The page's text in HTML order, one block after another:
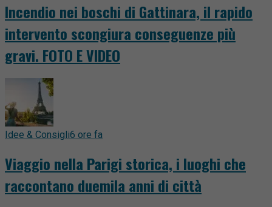
Incendio nei boschi di Gattinara, il rapido
intervento scongiura conseguenze più
gravi. FOTO E VIDEO
Idee & Consigli6 ore fa
Viaggio nella Parigi storica, i luoghi che
raccontano duemila anni di città